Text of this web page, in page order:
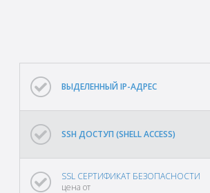
ВЫДЕЛЕННЫЙ IP-АДРЕС
SSH ДОСТУП (SHELL ACCESS)
SSL СЕРТИФИКАТ БЕЗОПАСНОСТИ
цена от